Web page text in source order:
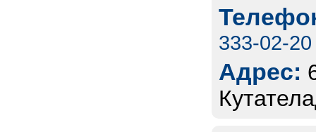
333-02-20
Адрес: